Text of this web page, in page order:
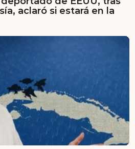
aclaró si estará en la